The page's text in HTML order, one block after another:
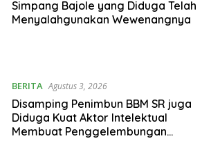
Simpang Bajole yang Diduga Telah
Menyalahgunakan Wewenangnya
BERITA Agustus 3, 2026
Disamping Penimbun BBM SR juga
Diduga Kuat Aktor Intelektual
Membuat Penggelembungan